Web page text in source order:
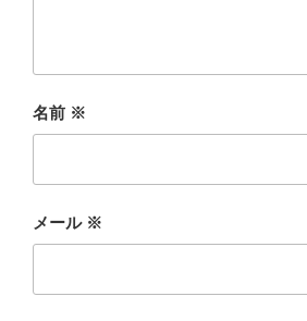
名前 ※
メール ※